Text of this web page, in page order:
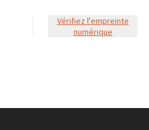
Vérifiez l'empreinte
numérique